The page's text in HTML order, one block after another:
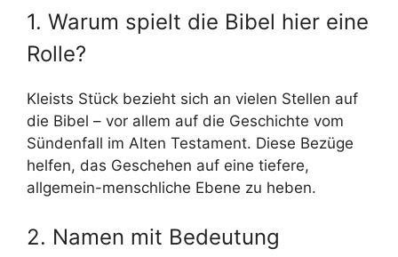
1. Warum spielt die Bibel hier eine
Rolle?
Kleists Stück bezieht sich an vielen Stellen auf
die Bibel – vor allem auf die Geschichte vom
Sündenfall im Alten Testament. Diese Bezüge
helfen, das Geschehen auf eine tiefere,
allgemein-menschliche Ebene zu heben.
2. Namen mit Bedeutung